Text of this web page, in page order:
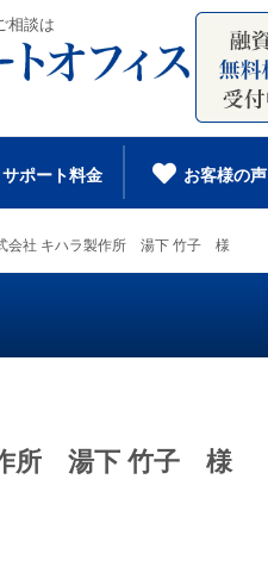
相談は
サポート料金 お客様の声
会社 キハラ製作所 湯下 竹子 様
所 湯下 竹子 様